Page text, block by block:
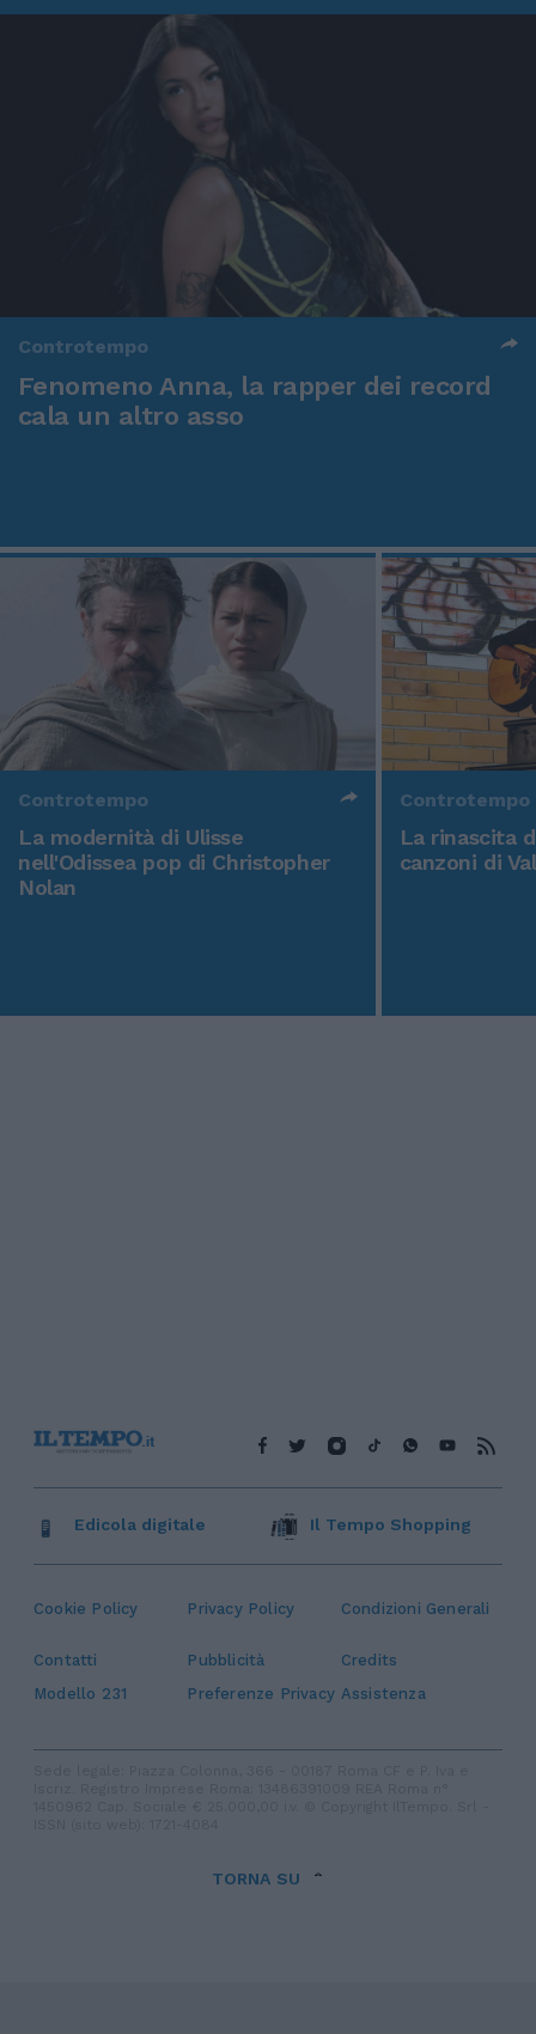
Controtempo
Fenomeno Anna, la rapper dei record
cala un altro asso
Controtempo
La modernità di Ulisse
nell'Odissea pop di Christopher
Nolan
Controtempo
La rinascita
canzoni di
Cookie Policy Privacy Policy Condizioni Generali
Contatti Pubblicità
Credits
Modello 231
Preferenze Privacy Assistenza
Edicola digitale Il Tempo Shopping
TORNA SU